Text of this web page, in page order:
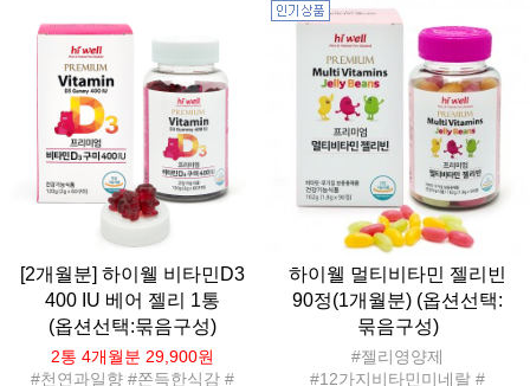
[2개월분] 하이웰 비타민D3
400 IU 베어 젤리 1통
(옵션선택:묶음구성)
2통 4개월분 29,900원
#천연과일향 #쫀득한식감 #
하이웰 멀티비타민 젤리빈
90정(1개월분) (옵션선택:
묶음구성)
#젤리영양제
#12가지비타민미네랄 #